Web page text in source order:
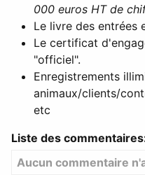
000 euros HT de
Le livre des entrées
Le certificat
"officiel".
Enregistrements
animaux/clients/
etc
Liste des
Aucun commentaire